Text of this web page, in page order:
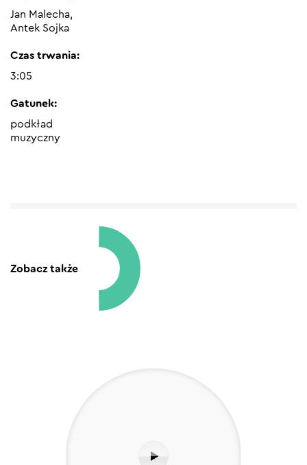
Jan Malecha,
Antek Sojka
Czas trwania:
3:05
Gatunek:
podkład
muzyczny
Zobacz także